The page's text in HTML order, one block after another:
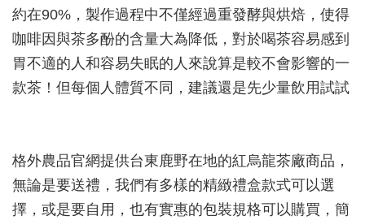
約在90%，製作過程中不僅經過重發酵與烘焙，使得
咖啡因與茶多酚的含量大為降低，對於喝茶容易感到
胃不適的人和容易失眠的人來說算是較不會影響的一
款茶！但每個人體質不同，建議還是先少量飲用試試
格外農品官網提供台東鹿野在地的紅烏龍茶廠商品，
無論是要送禮，我們有多樣的精緻禮盒款式可以選
擇，或是要自用，也有實惠的包裝規格可以購買，簡